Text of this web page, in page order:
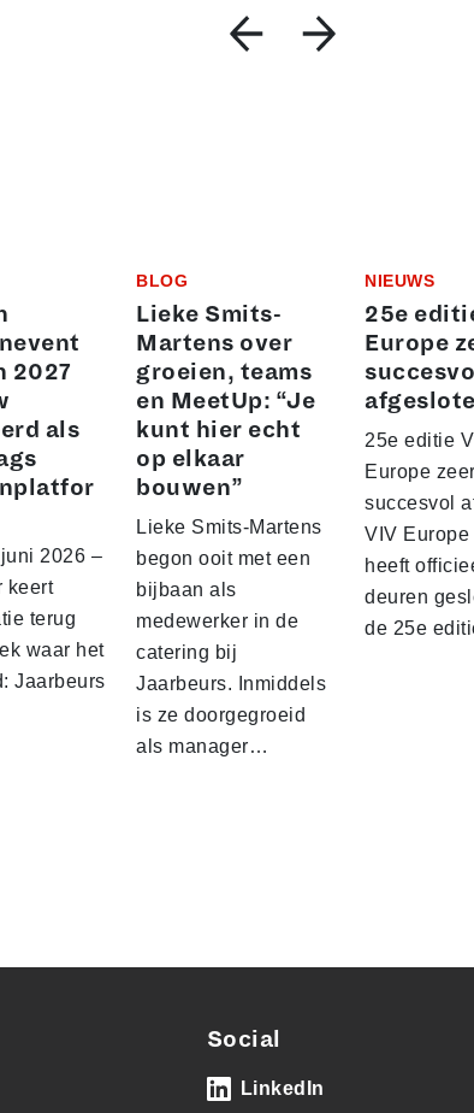
2027
als
2026 –
keert
terug
waar het
Jaarbeurs
BLOG
Lieke Smits-
Martens over
groeien, teams
en MeetUp: “Je
kunt hier echt
op elkaar
bouwen”
Lieke Smits-Martens
begon ooit met een
bijbaan als
medewerker in de
catering bij
Jaarbeurs. Inmiddels
is ze doorgegroeid
als manager…
NIEUWS
25e
Europe
25e editie
Europe
succesvol
VIV Europe
heeft
deuren
de 25e
Social
LinkedIn